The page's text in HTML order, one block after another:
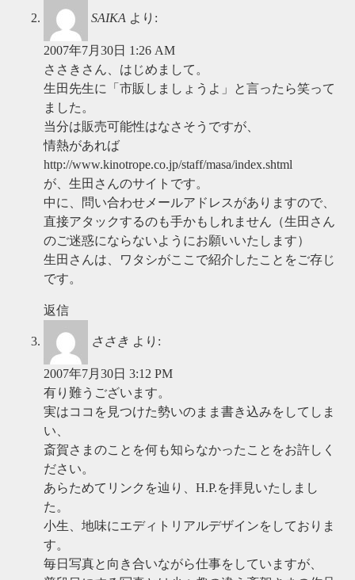
SAIKA より:
2007年7月30日 1:26 AM
ささきさん、はじめまして。
生田先生に「市販しましょうよ」と言ったら笑って
ました。
当分は販売可能性はなさそうですが、
情熱があれば
http://www.kinotrope.co.jp/staff/masa/index.shtml
が、生田さんのサイトです。
中に、問い合わせメールアドレスがありますので、
直接アタックするのも手かもしれません（生田さん
のご迷惑にならないようにお願いいたします）
生田さんは、ワタシがここで紹介したことをご存じ
です。
返信
ささき より:
2007年7月30日 3:12 PM
有り難うございます。
実はココを見つけた勢いのまま書き込みをしてしま
い、
斎賀さまのことを何も知らなかったことをお許しく
ださい。
あらためてリンクを辿り、H.P.を拝見いたしまし
た。
小生、地味にエディトリアルデザインをしておりま
す。
毎日写真と向き合いながら仕事をしていますが、